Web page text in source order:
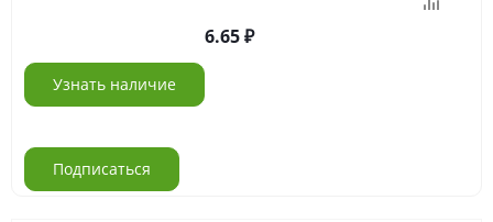
6.65
Узнать наличие
Подписаться